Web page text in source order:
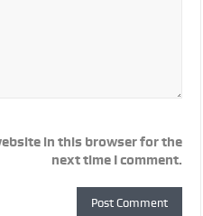
in this browser for the
next time I comment.